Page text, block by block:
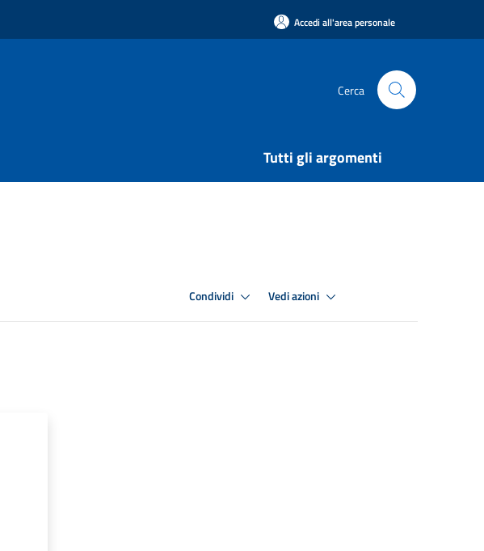
Accedi all'area personale
Cerca
Tutti gli argomenti
Condividi Vedi azioni